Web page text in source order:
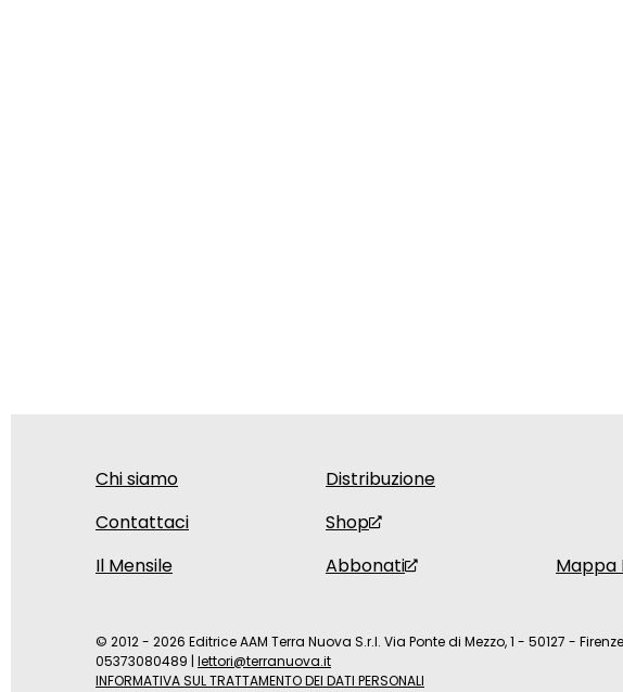
Chi siamo
Contattaci
Il Mensile
Distribuzione
Shop
Abbonati
Mappa
© 2012 - 2026 Editrice AAM Terra Nuova S.r.l. Via Ponte di Mezzo, 1 - 50127 - Firenze
05373080489 | lettori@terranuova.it
INFORMATIVA SUL TRATTAMENTO DEI DATI PERSONALI